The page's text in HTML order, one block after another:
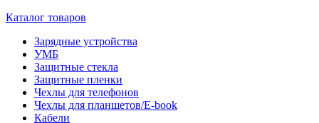
Каталог товаров
Зарядные устройства
УМБ
Защитные стекла
Защитные пленки
Чехлы для телефонов
Чехлы для планшетов/E-book
Кабели